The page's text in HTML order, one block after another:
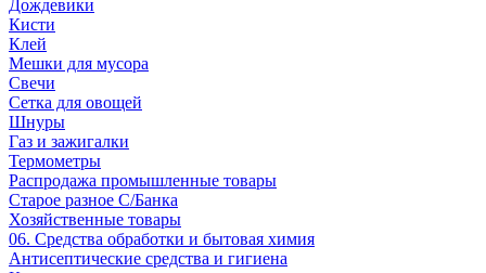
Дождевики
Кисти
Клей
Мешки для мусора
Свечи
Сетка для овощей
Шнуры
Газ и зажигалки
Термометры
Распродажа промышленные товары
Старое разное С/Банка
Хозяйственные товары
06. Средства обработки и бытовая химия
Антисептические средства и гигиена